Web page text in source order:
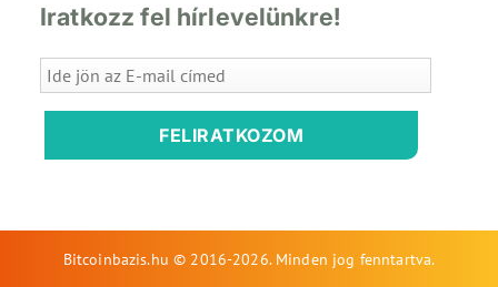
Iratkozz fel hírlevelünkre!
FELIRATKOZOM
Bitcoinbazis.hu © 2016-2026. Minden jog fenntartva.